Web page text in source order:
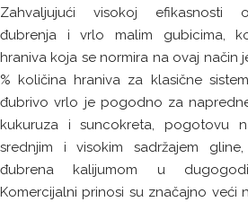
Zahvaljujući visokoj efikasnosti
đubrenja i vrlo malim gubicima,
hraniva koja se normira na ovaj način
% količina hraniva za klasične
đubrivo vrlo je pogodno za
kukuruza i suncokreta, pogotovu
srednjim i visokim sadržajem
đubrena kalijumom u
Komercijalni prinosi su značajno veći